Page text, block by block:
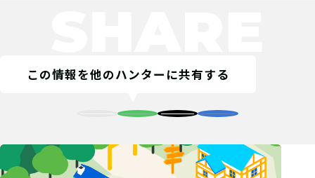
この情報を他のハンターに共有する